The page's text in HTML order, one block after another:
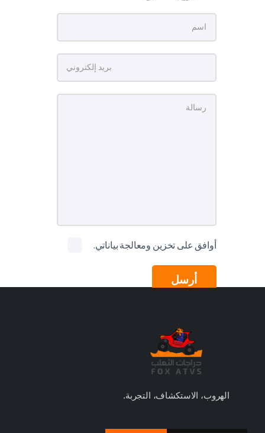
أوافق على تخزين ومعالجة بياناتي.
الهروب، الاستكشاف، التجربة.